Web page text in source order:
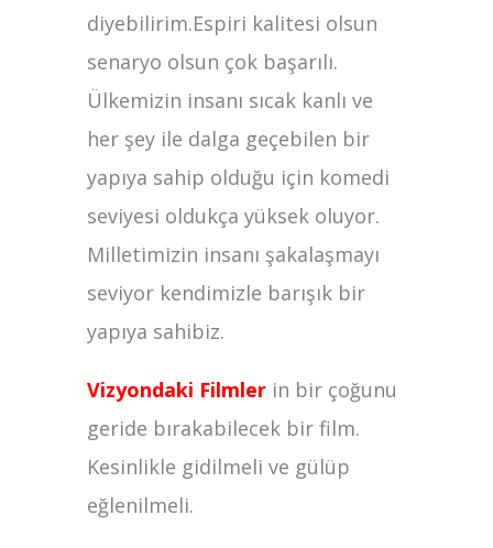
diyebilirim.Espiri kalitesi olsun
senaryo olsun çok başarılı.
Ülkemizin insanı sıcak kanlı ve
her şey ile dalga geçebilen bir
yapıya sahip olduğu için komedi
seviyesi oldukça yüksek oluyor.
Milletimizin insanı şakalaşmayı
seviyor kendimizle barışık bir
yapıya sahibiz.
Vizyondaki Filmler in bir çoğunu
geride bırakabilecek bir film.
Kesinlikle gidilmeli ve gülüp
eğlenilmeli.